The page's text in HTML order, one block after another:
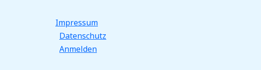
Impressum
Datenschutz
Anmelden